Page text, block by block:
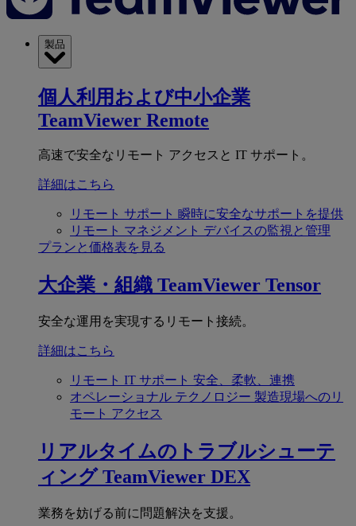
製品
個人利用および中小企業
TeamViewer Remote
高速で安全なリモート アクセスと IT サポート。
詳細はこちら
リモート サポート 瞬時に安全なサポートを提供
リモート マネジメント デバイスの監視と管理
プランと価格表を見る
大企業・組織 TeamViewer Tensor
安全な運用を実現するリモート接続。
詳細はこちら
リモート IT サポート 安全、柔軟、連携
オペレーショナル テクノロジー 製造現場へのリ
モート アクセス
リアルタイムのトラブルシューテ
ィング TeamViewer DEX
業務を妨げる前に問題解決を支援。